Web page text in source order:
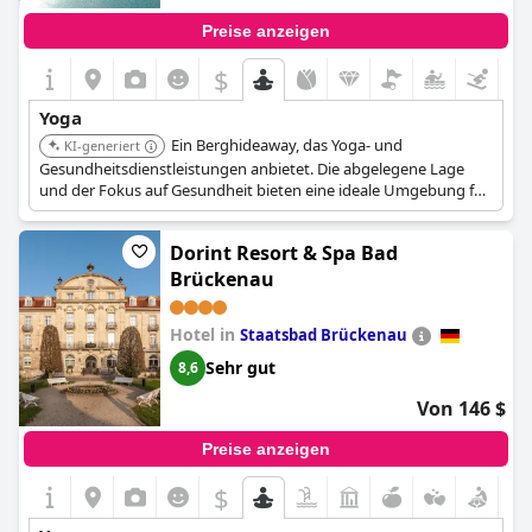
Preise anzeigen
$
Yoga
KI-generiert
Ein Berghideaway, das Yoga- und
Gesundheitsdienstleistungen anbietet. Die abgelegene Lage
und der Fokus auf Gesundheit bieten eine ideale Umgebung für
einen erholsamen Yoga-Retreat. Gäste können personalisierte
Wellnessprogramme und atemberaubende Bergblicke
Dorint Resort & Spa Bad
Brückenau
Hotel in Staatsbad Brückenau
8,6 Sehr gut
Von 146 $
Preise anzeigen
$